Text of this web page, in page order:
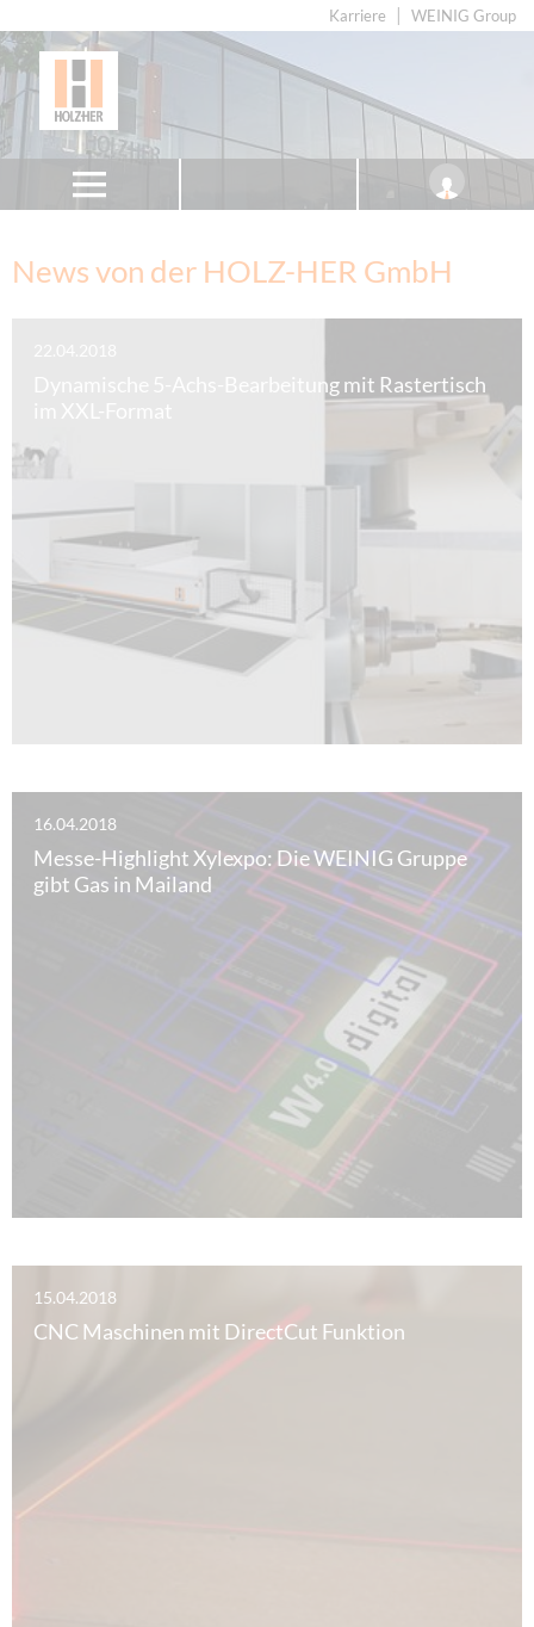
Karriere WEINIG Group
News von der HOLZ-HER GmbH
Dynamische 5-Achs-Bearbeitung mit Rastertisch
16.04.2018
Messe-Highlight Xylexpo: Die WEINIG Gruppe
gibt Gas in Mailand
15.04.2018
CNC Maschinen mit DirectCut Funktion